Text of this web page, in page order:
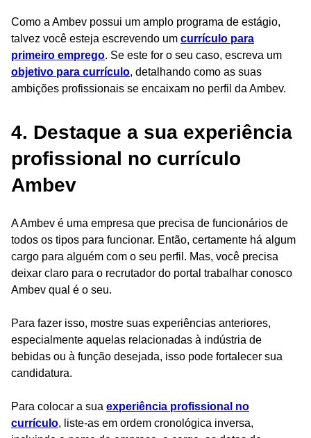
Como a Ambev possui um amplo programa de estágio,
talvez você esteja escrevendo um currículo para
primeiro emprego. Se este for o seu caso, escreva um
objetivo para currículo, detalhando como as suas
ambições profissionais se encaixam no perfil da Ambev.
4. Destaque a sua experiência
profissional no currículo
Ambev
A Ambev é uma empresa que precisa de funcionários de
todos os tipos para funcionar. Então, certamente há algum
cargo para alguém com o seu perfil. Mas, você precisa
deixar claro para o recrutador do portal trabalhar conosco
Ambev qual é o seu.
Para fazer isso, mostre suas experiências anteriores,
especialmente aquelas relacionadas à indústria de
bebidas ou à função desejada, isso pode fortalecer sua
candidatura.
Para colocar a sua experiência profissional no
currículo, liste-as em ordem cronológica inversa,